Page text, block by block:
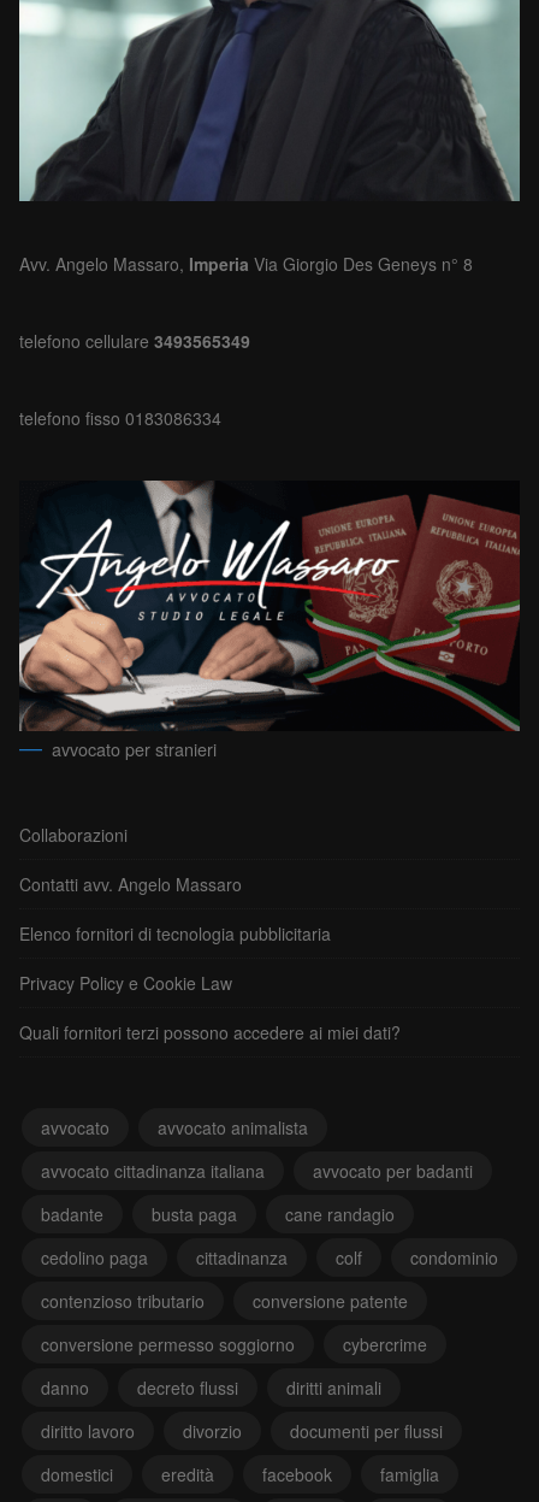
Avv. Angelo Massaro, Imperia Via Giorgio Des Geneys n° 8
telefono cellulare 3493565349
telefono fisso 0183086334
avvocato per stranieri
Collaborazioni
Contatti avv. Angelo Massaro
Elenco fornitori di tecnologia pubblicitaria
Privacy Policy e Cookie Law
Quali fornitori terzi possono accedere ai miei dati?
avvocato
avvocato animalista
avvocato cittadinanza italiana
avvocato per badanti
badante
busta paga
cane randagio
cedolino paga
cittadinanza colf
condominio
contenzioso tributario
conversione patente
conversione permesso soggiorno
cybercrime
danno
decreto flussi
diritti animali
diritto lavoro
divorzio
documenti per flussi
domestici
eredità facebook famiglia